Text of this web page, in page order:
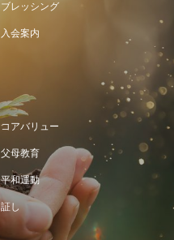
ブレッシング
入会案内
コアバリュー
父母教育
平和運動
証し